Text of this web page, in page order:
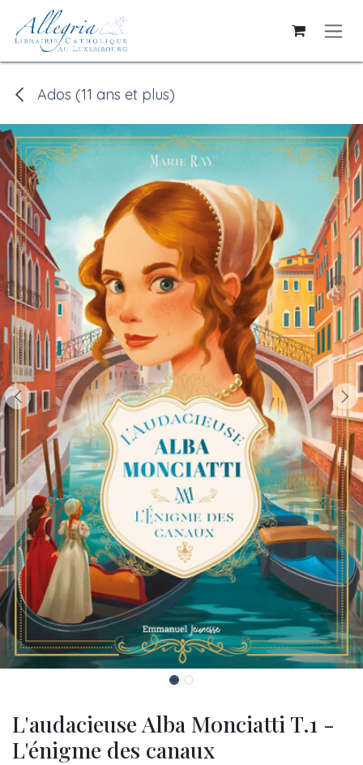
Se rendre au contenu
Ados (11 ans et plus)
L'audacieuse Alba Monciatti T.1 -
L'énigme des canaux